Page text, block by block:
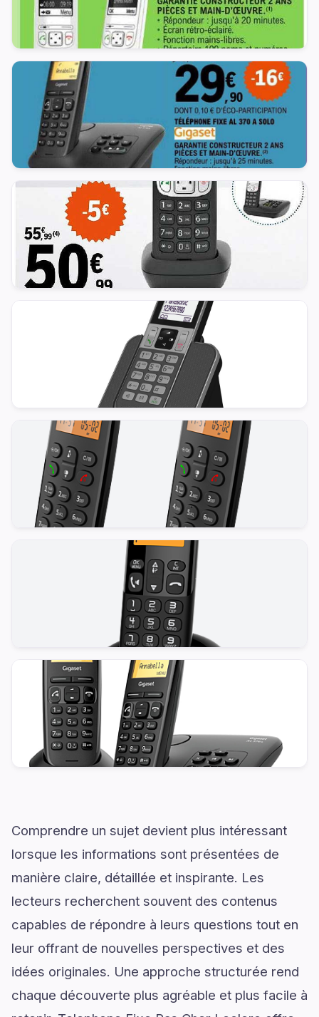
Comprendre un sujet devient plus intéressant
lorsque les informations sont présentées de
manière claire, détaillée et inspirante. Les
lecteurs recherchent souvent des contenus
capables de répondre à leurs questions tout en
leur offrant de nouvelles perspectives et des
idées originales. Une approche structurée rend
chaque découverte plus agréable et plus facile à